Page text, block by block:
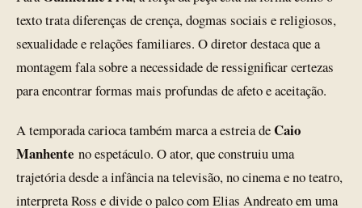
texto trata diferenças de crença, dogmas sociais e religiosos,
sexualidade e relações familiares. O diretor destaca que a
montagem fala sobre a necessidade de ressignificar certezas
para encontrar formas mais profundas de afeto e aceitação.
A temporada carioca também marca a estreia deCaio
Manhente no espetáculo. O ator, que construiu uma
trajetória desde a infância na televisão, no cinema e no teatro,
interpreta Ross e divide o palco com Elias Andreato em uma